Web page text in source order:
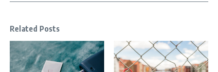
Related Posts